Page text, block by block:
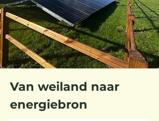
Van weiland naar
energiebron